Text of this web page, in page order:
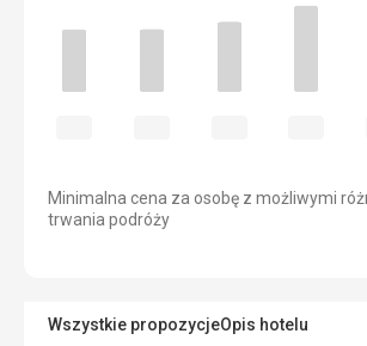
Minimalna cena za osobę z możliwymi
trwania podróży
Wszystkie propozycjeOpis hotelu